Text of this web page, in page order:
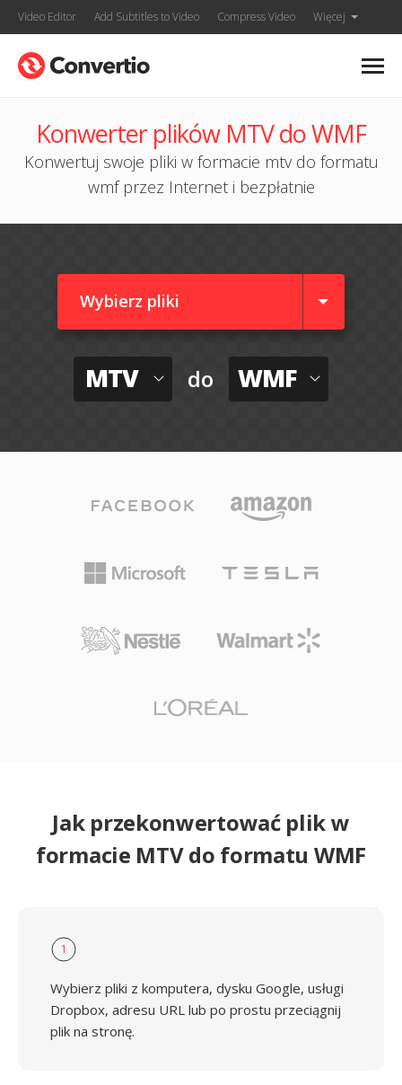
Video Editor Add Subtitles to Video Compress Video Więcej
Konwerter plików MTV do WMF
Konwertuj swoje pliki w formacie mtv do formatu
wmf przez Internet i bezpłatnie
Wybierz pliki
MTV do WMF
Jak przekonwertować plik w
formacie MTV do formatu WMF
1
Wybierz pliki z komputera, dysku Google, usługi
Dropbox, adresu URL lub po prostu przeciągnij
plik na stronę.